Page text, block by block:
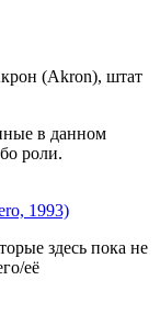
(Akron), штат
в данном
роли.
1993)
здесь пока не
её